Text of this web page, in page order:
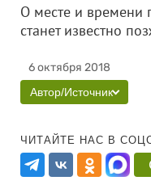
О месте и времени
станет
6 октября 2018
Автор/Источник
ЧИТАЙТЕ НАС В